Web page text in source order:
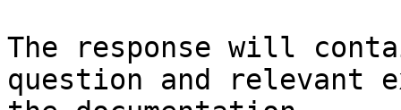
The response will
question and relevant